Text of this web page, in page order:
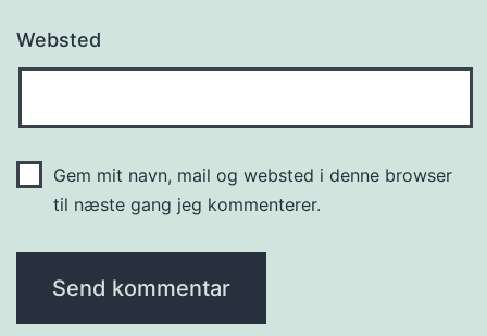
Websted
Gem mit navn, mail og websted i denne browser
til næste gang jeg kommenterer.